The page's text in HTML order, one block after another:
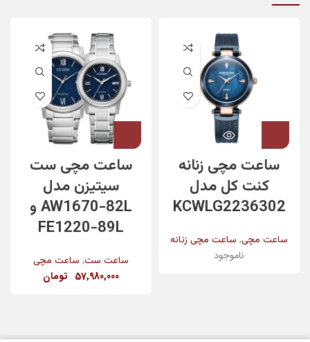
ساعت مچی زنانه
کنت کل مدل
KCWLG2236302
ساعت مچی, ساعت مچی زنانه
ناموجود
ساعت مچی ست
سیتیزن مدل
AW1670-82L و
FE1220-89L
ساعت ست, ساعت مچی
57,980,000 تومان